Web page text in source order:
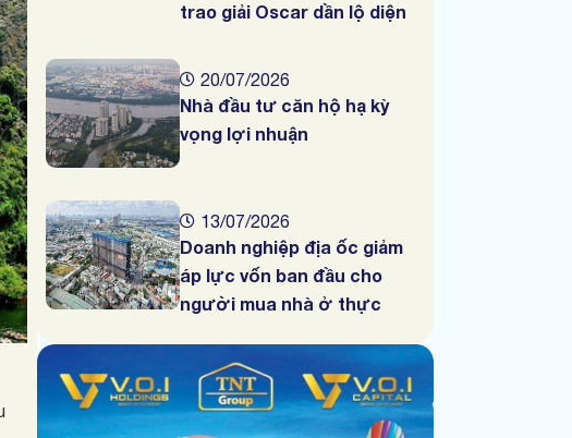
trao giải Oscar dần lộ diện
20/07/2026
Nhà đầu tư căn hộ hạ kỳ
vọng lợi nhuận
13/07/2026
Doanh nghiệp địa ốc giảm
áp lực vốn ban đầu cho
người mua nhà ở thực